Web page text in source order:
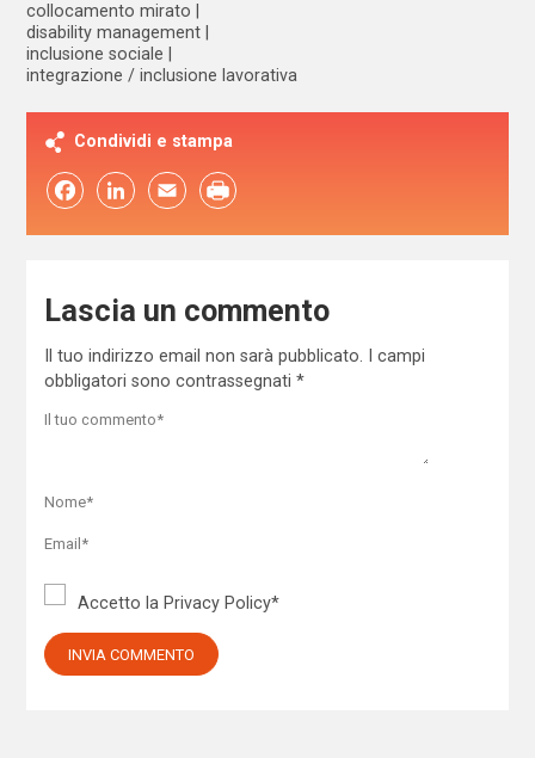
collocamento mirato
disability management
inclusione sociale
integrazione / inclusione lavorativa
Condividi e stampa
FacebookLinkedIn Email
Lascia un commento
Il tuo indirizzo email non sarà pubblicato.
I campi
obbligatori sono contrassegnati *
Accetto la Privacy Policy*